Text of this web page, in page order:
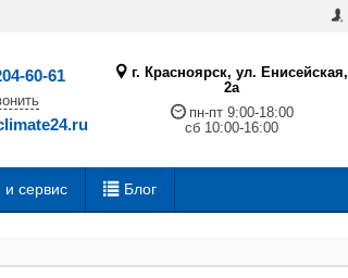
60-61
г. Красноярск, ул. Енисейская,
2а
пн-пт 9:00-18:00
сб 10:00-16:00
и сервис Блог